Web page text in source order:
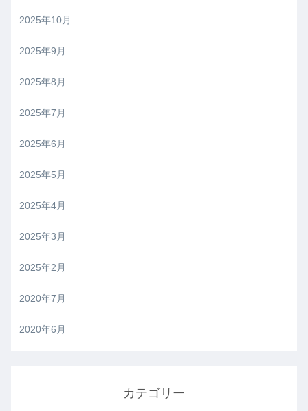
2025年10月
2025年9月
2025年8月
2025年7月
2025年6月
2025年5月
2025年4月
2025年3月
2025年2月
2020年7月
2020年6月
カテゴリー